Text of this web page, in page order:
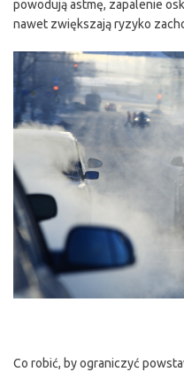
powodują astmę, zapalenie
nawet zwiększają ryzyko
Co robić, by ograniczyć